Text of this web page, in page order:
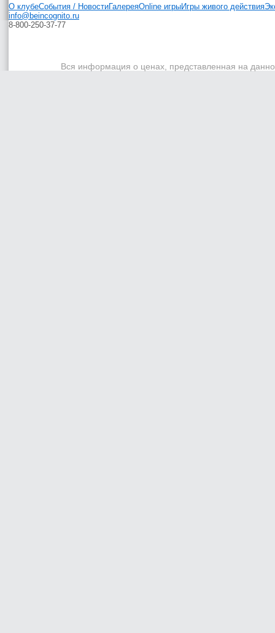
О клубеСобытия / НовостиГалереяOnline игрыИгры живого действия
info@beincognito.ru
8-800-250-37-77
Вся информация о ценах, представленная на